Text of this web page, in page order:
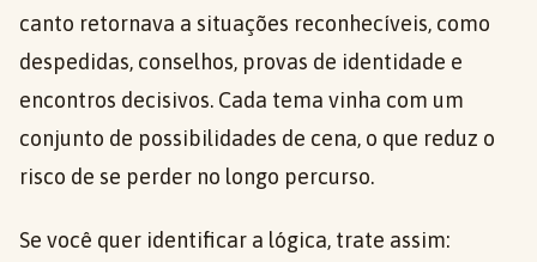
canto retornava a situações reconhecíveis, como
despedidas, conselhos, provas de identidade e
encontros decisivos. Cada tema vinha com um
conjunto de possibilidades de cena, o que reduz o
risco de se perder no longo percurso.
Se você quer identificar a lógica, trate assim: